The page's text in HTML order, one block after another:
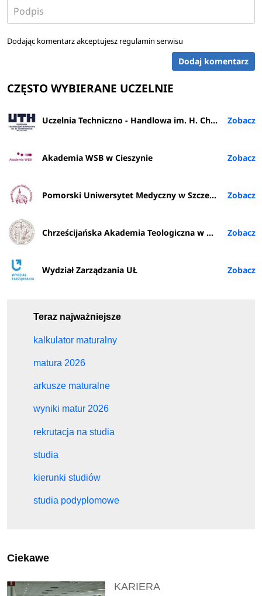
Dodając komentarz akceptujesz regulamin serwisu
Dodaj komentarz
CZĘSTO WYBIERANE UCZELNIE
Uczelnia Techniczno - Handlowa im. H. Chodkowskiej w Warszawie
Akademia WSB w Cieszynie
Pomorski Uniwersytet Medyczny w Szczecinie
Chrześcijańska Akademia Teologiczna w Warszawie
Wydział Zarządzania UŁ
Teraz najważniejsze
kalkulator maturalny
matura 2026
arkusze maturalne
wyniki matur 2026
rekrutacja na studia
studia
kierunki studiów
studia podyplomowe
Ciekawe
KARIERA